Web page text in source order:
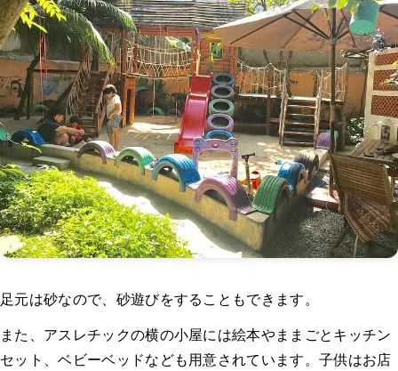
足元は砂なので、砂遊びをすることもできます。
また、アスレチックの横の小屋には絵本やままごとキッチン
セット、ベビーベッドなども用意されています。子供はお店